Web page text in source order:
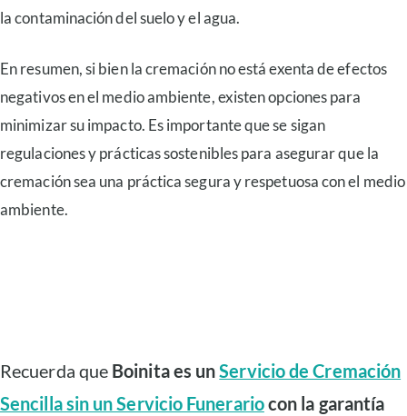
la contaminación del suelo y el agua.
En resumen, si bien la cremación no está exenta de efectos
negativos en el medio ambiente, existen opciones para
minimizar su impacto. Es importante que se sigan
regulaciones y prácticas sostenibles para asegurar que la
cremación sea una práctica segura y respetuosa con el medio
ambiente.
Recuerda que Boinita es unServicio de Cremación
Sencilla sin un Servicio Funerariocon la garantía